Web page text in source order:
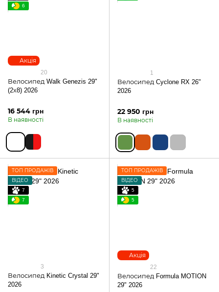
Акція
6
20
Велосипед Walk Genezis 29"
(2х8) 2026
16 544 грн
В наявності
1
Велосипед Cyclone RX 26"
2026
22 950 грн
В наявності
ТОП ПРОДАЖІВ
ВІДЕО
7
7
3
Велосипед Kinetic Crystal 29"
2026
Акція
ТОП ПРОДАЖІВ
ВІДЕО
5
5
22
Велосипед Formula MOTION
29" 2026